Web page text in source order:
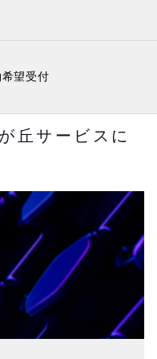
望受付
丘サービスに